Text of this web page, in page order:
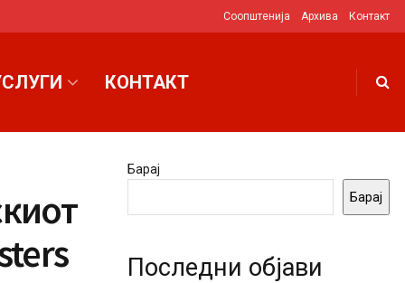
Соопштенија Архива Контакт
КОНТАКТ
Барај
Барај
Последни објави